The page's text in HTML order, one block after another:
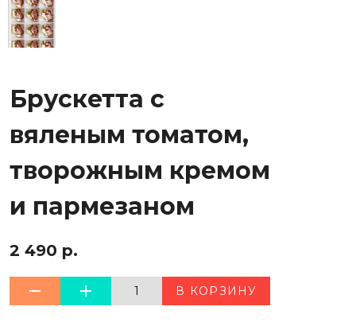
Брускетта с
вяленым томатом,
творожным кремом
и пармезаном
2 490 р.
1 В КОРЗИНУ